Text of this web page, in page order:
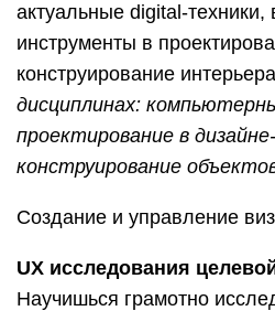
актуальные digital-техники,
инструменты в
конструирование
дисциплинах:
проектирование в
конструирование
Создание и управление
UX исследования
Научишься грамотно